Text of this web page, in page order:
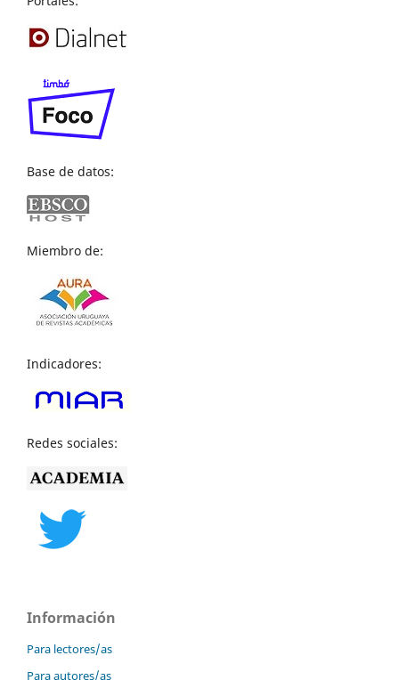
Base de datos:
Miembro de:
Indicadores:
Redes sociales:
Información
Para lectores/as
Para autores/as